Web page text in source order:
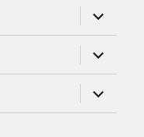
підменю
підменю
підменю